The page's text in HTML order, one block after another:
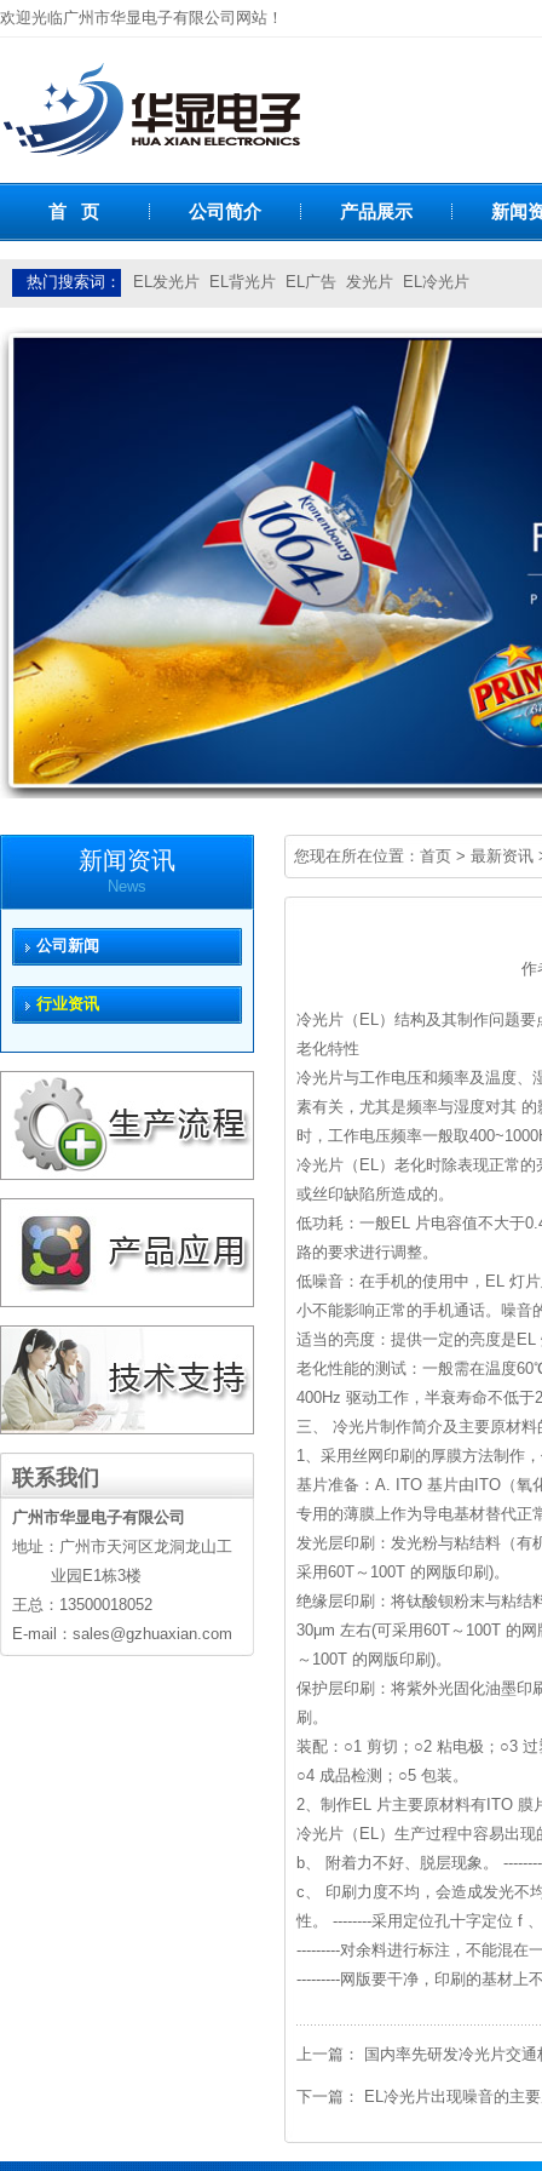
欢迎光临广州市华显电子有限公司网站！
首 页 公司简介 产品展示 新闻
热门搜索词： EL发光片 EL背光片 EL广告 发光片 EL冷光片
新闻资讯
News
公司新闻
行业资讯
联系我们
广州市华显电子有限公司
地址：广州市天河区龙洞龙山工
业园E1栋3楼
王总：13500018052
E-mail：sales@gzhuaxian.com
您现在所在位置： 首页 > 最新资讯
作
冷光片（EL）结构及其制作问题要
老化特性
冷光片与工作电压和频率及温度、
素有关，尤其是频率与湿度对其
时，工作电压频率一般取
冷光片（EL）老化时除表现正常
或丝印缺陷所造成的。
低功耗：一般EL 片电容值不大于
路的要求进行调整。
低噪音：在手机的使用中，EL 灯
小不能影响正常的手机通话。噪音
适当的亮度：提供一定的亮度是
老化性能的测试：一般需在温度
400Hz 驱动工作，半衰寿命不低
三、 冷光片制作简介及主要原材料
1、采用丝网印刷的厚膜方法制作
基片准备：A. ITO 基片由ITO（氧
专用的薄膜上作为导电基材替代正
发光层印刷：发光粉与粘结料（有
采用60T～100T 的网版印刷)。
绝缘层印刷：将钛酸钡粉末与粘结
30μm 左右(可采用60T～100T 的
～100T 的网版印刷)。
保护层印刷：将紫外光固化油墨印
刷。
装配：○1 剪切；○2 粘电极；○3
○4 成品检测；○5 包装。
2、制作EL 片主要原材料有ITO 膜
冷光片（EL）生产过程中容易出
b、 附着力不好、脱层现象。
c、 印刷力度不均，会造成发光不
性。 --------采用定位孔十字定位 f
---------对余料进行标注，不能混在
---------网版要干净，印刷的基材上
上一篇： 国内率先研发冷光片交
下一篇： EL冷光片出现噪音的主